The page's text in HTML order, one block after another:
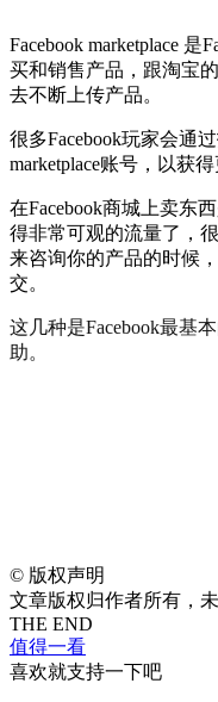
Facebook marketplace
买和销售产品，跟淘宝
去不断上传产品。
很多Facebook玩家会通
marketplace账号，以获
在Facebook商城上卖东
得非常可观的流量了，
来咨询你的产品的时候
交。
这几种是Facebook最基
助。
© 版权声明
文章版权归作者所有，
THE END
值得一看
喜欢就支持一下吧